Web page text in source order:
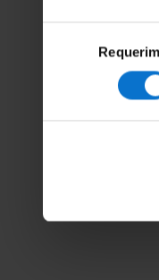
consentiment